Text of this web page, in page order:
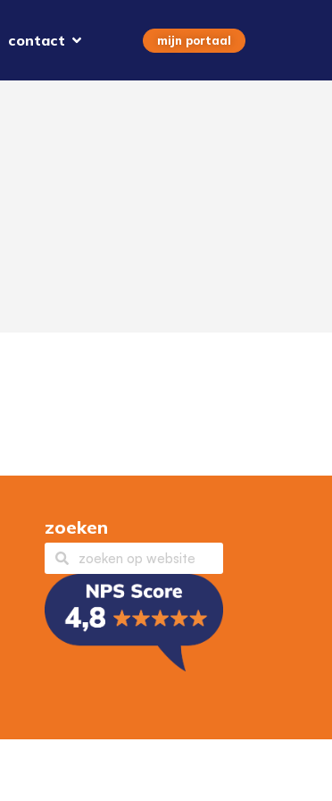
contact mijn portaal
zoeken